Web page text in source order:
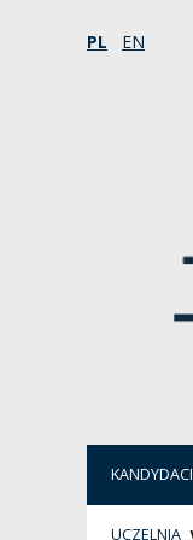
PL EN
KANDYDACI
UCZELNIA